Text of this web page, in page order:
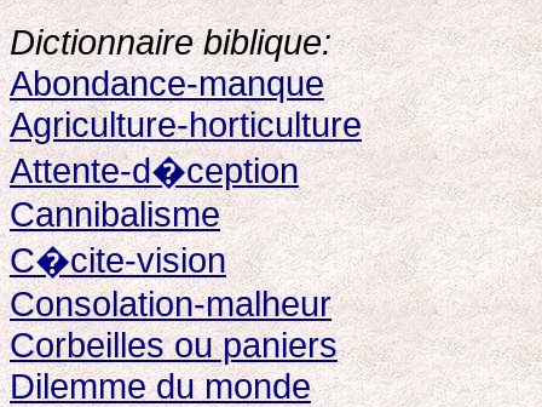
Dictionnaire biblique:
Abondance-manque
Agriculture-horticulture
Attente-d�ception
Cannibalisme
C�cite-vision
Consolation-malheur
Corbeilles ou paniers
Dilemme du monde